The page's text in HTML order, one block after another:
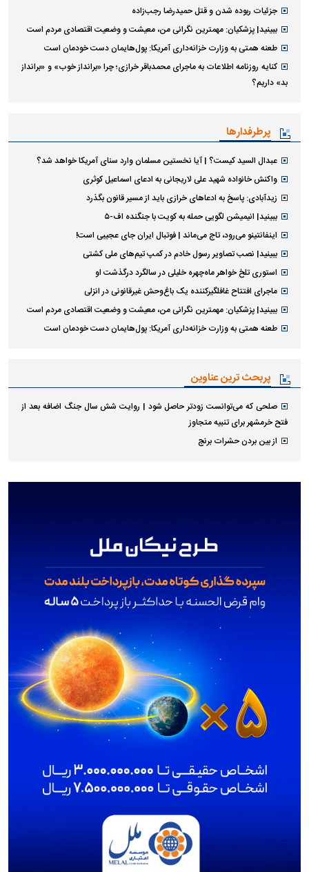
جزئیات ربوده شدن و قتل حمیدرضا رجب‌زاده
ببینید| پزشکیان: مهمترین نگرانی من، معیشت و وضعیت اقتصادی مردم است
طعنه همتی به وزارت خزانه‌داری آمریکا: پول‌هایمان دست خودمان است
کنایه روزنامه اطلاعات به ماجرای محمدباقر خرازی؛ چرا «برانداز خوب» و «برانداز
بد» داریم؟
پرطرفدارها
عبدال السید کیست؟ | آیا نخستین مسلمان وارد سنای آمریکا خواهد شد؟
واکنش خانواده شهید علی لاریجانی به ادعای اسماعیل کوثری
زیدآبادی: پاسخ به ادعا‌های خرازی باید از مسیر قانون بگذرد
ببینید| انیمیشن لگویی حمله به کویت با جنگنده اف-۵
اینفانتینو می‌رود، تاج می‌ماند | فوتبال ایران جای عجیبی است!
ببینید| نصب تصاویر رسول خادم در کمپ تیم‌های ملی کشتی
استوری تلخ خواهر ماه‌چهره خلیلی در سالگرد درگذشت او
ماجرای افتتاح غافلگیرکننده یک باغ‌وحش غیرقانونی در انزلی
ببینید| پزشکیان: مهمترین نگرانی من، معیشت و وضعیت اقتصادی مردم است
طعنه همتی به وزارت خزانه‌داری آمریکا: پول‌هایمان دست خودمان است
پربحث ترین عناوین
صلحی که می‌توانست زودتر حاصل شود | روایت شش سال جنگ اضافه بعد از
فتح خرمشهر برای تنبیه متجاوز
از بین بردن حشرات برنج